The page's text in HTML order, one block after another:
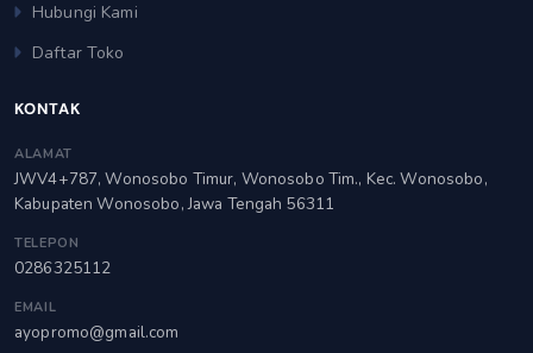
Hubungi Kami
Daftar Toko
KONTAK
ALAMAT
JWV4+787, Wonosobo Timur, Wonosobo Tim., Kec. Wonosobo,
Kabupaten Wonosobo, Jawa Tengah 56311
TELEPON
0286325112
EMAIL
ayopromo@gmail.com